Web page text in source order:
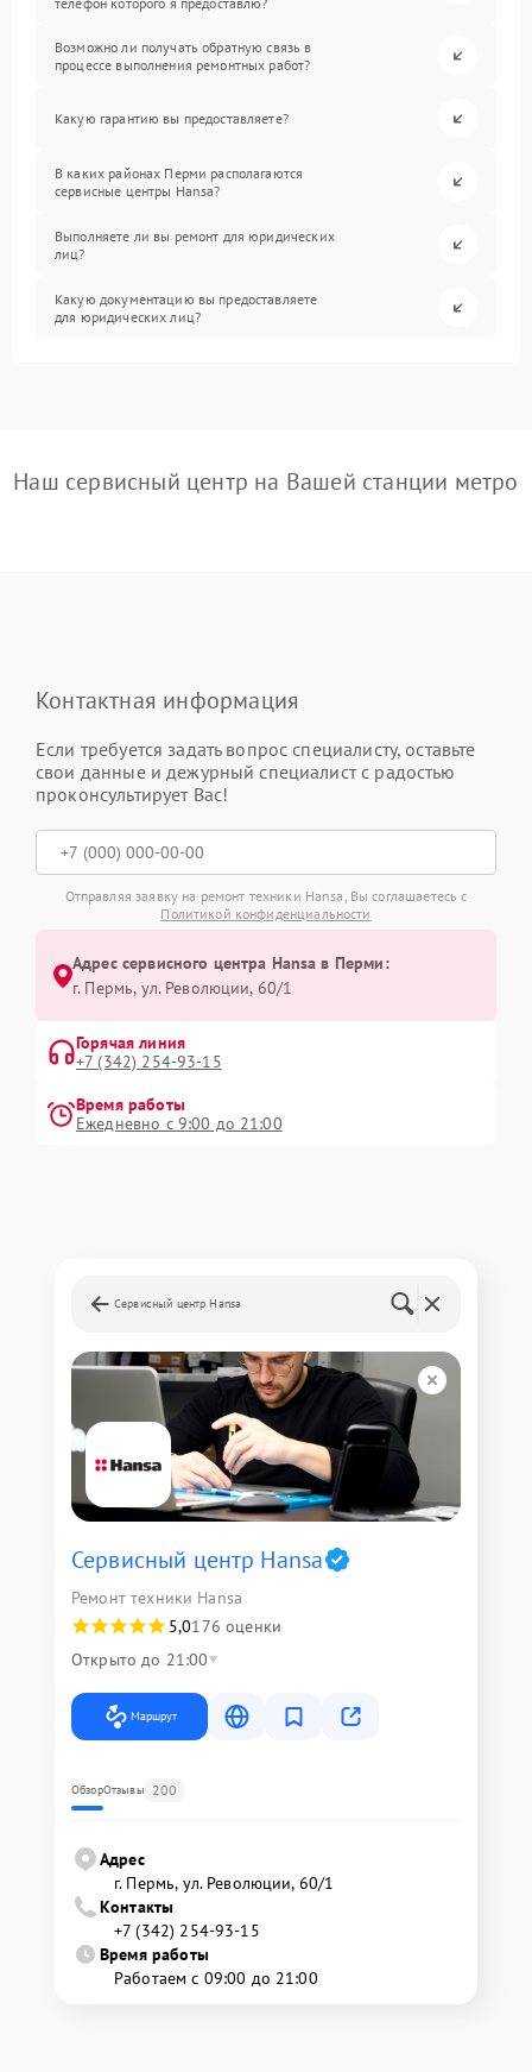
Возможно ли получать обратную связь в
процессе выполнения ремонтных работ?
Какую гарантию вы предоставляете?
В каких районах Перми располагаются
сервисные центры Hansa?
Выполняете ли вы ремонт для юридических
лиц?
Какую документацию вы предоставляете
для юридических лиц?
Наш сервисный центр на Вашей станции метро
Контактная информация
Если требуется задать вопрос специалисту, оставьте
свои данные и дежурный специалист с радостью
проконсультирует Вас!
Отправляя заявку на ремонт техники Hansa, Вы соглашаетесь с
Политикой конфиденциальности
Адрес сервисного центра Hansa в Перми:
г. Пермь, ул. ​Революции, 60/1
Горячая линия
+7 (342) 254-93-15
Время работы
Ежедневно с 9:00 до 21:00
Сервисный центр Hansa
Сервисный центр Hansa
Ремонт техники Hansa
5,0176 оценки
Открыто до 21:00
Маршрут
ОбзорОтзывы 200
Адрес
г. Пермь, ул. ​Революции, 60/1
Контакты
+7 (342) 254-93-15
Время работы
Работаем с 09:00 до 21:00